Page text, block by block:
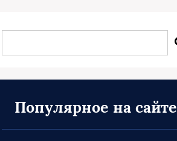
Популярное на сайте